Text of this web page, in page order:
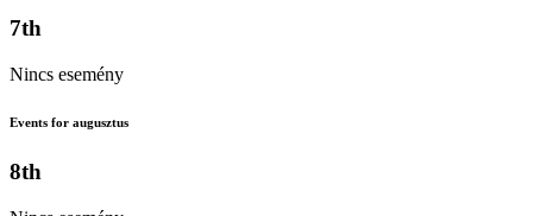
7th
Nincs esemény
Events for augusztus
8th